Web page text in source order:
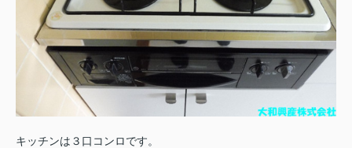
キッチンは３口コンロです。